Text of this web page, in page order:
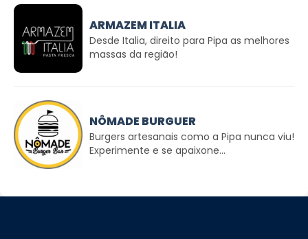
ARMAZEM ITALIA
Desde Italia, direito para Pipa as melhores
massas da região!
NÔMADE BURGUER
Burgers artesanais como a Pipa nunca viu!
Experimente e se apaixone...